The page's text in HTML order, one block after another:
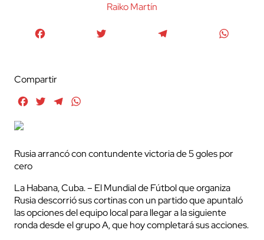
Raiko Martín
Compartir
FacebookTwitterTelegram
Rusia arrancó con contundente victoria de 5 goles por
cero
La Habana, Cuba. – El Mundial de Fútbol que organiza
Rusia descorrió sus cortinas con un partido que apuntaló
las opciones del equipo local para llegar a la siguiente
ronda desde el grupo A, que hoy completará sus acciones.